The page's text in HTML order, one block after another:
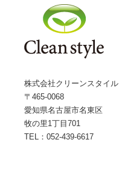
株式会社クリーンスタイル
〒465-0068
愛知県名古屋市名東区
牧の里1丁目701
TEL：052-439-6617